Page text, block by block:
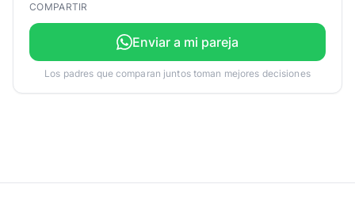
COMPARTIR
Enviar a mi pareja
Los padres que comparan juntos toman mejores decisiones